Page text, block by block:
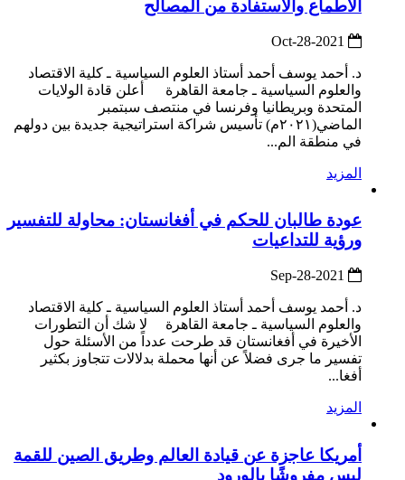
الأطماع والاستفادة من المصالح
د. أحمد يوسف أحمد أستاذ العلوم السياسية ـ كلية الاقتصاد
والعلوم السياسية ـ جامعة القاهرة أعلن قادة الولايات
المتحدة وبريطانيا وفرنسا في منتصف سبتمبر
الماضي(٢٠٢١م) تأسيس شراكة استراتيجية جديدة بين دولهم
في منطقة الم...
المزيد
عودة طالبان للحكم في أفغانستان: محاولة للتفسير
ورؤية للتداعيات
د. أحمد يوسف أحمد أستاذ العلوم السياسية ـ كلية الاقتصاد
والعلوم السياسية ـ جامعة القاهرة لا شك أن التطورات
الأخيرة في أفغانستان قد طرحت عدداً من الأسئلة حول
تفسير ما جرى فضلاً عن أنها محملة بدلالات تتجاوز بكثير
أفغا...
المزيد
أمريكا عاجزة عن قيادة العالم وطريق الصين للقمة
ليس مفروشًا بالورود